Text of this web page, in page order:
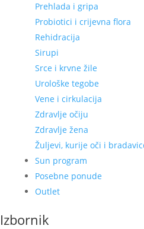
Prehlada i gripa
Probiotici i crijevna flora
Rehidracija
Sirupi
Srce i krvne žile
Urološke tegobe
Vene i cirkulacija
Zdravlje očiju
Zdravlje žena
Žuljevi, kurije oči i
Sun program
Posebne ponude
Outlet
Izbornik